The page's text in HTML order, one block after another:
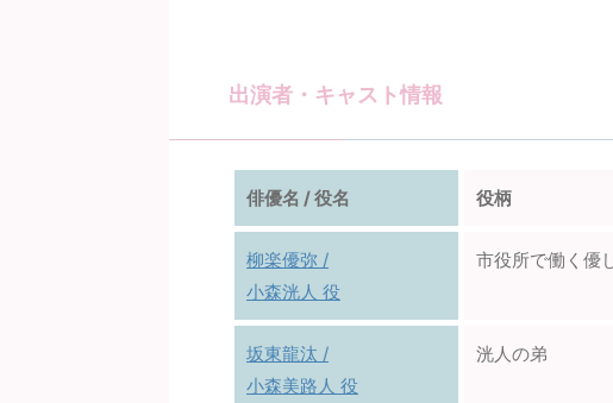
出演者・キャスト情報
俳優名 / 役名 役柄
柳楽優弥 /
小森洸人 役
市役所で働く優
坂東龍汰 /
小森美路人 役
洸人の弟